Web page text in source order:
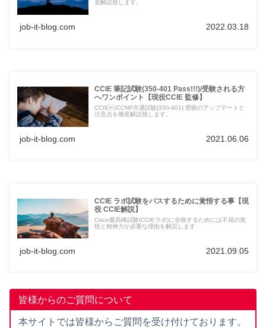
底解説致します。
job-it-blog.com 2022.03.18
CCIE 筆記試験(350-401 Pass!!!)/受験される方
へワンポイント【現役CCIE 監修】
CCIE/CCNP共通試験(350-401) 受験のアップデートと
注意点を徹底解説致します。
job-it-blog.com 2021.06.06
CCIE ラボ試験をパスするために覚悟する事【現
役 CCIE解説】
Cisco最高峰試験(CCIEラボ)に合格するためには不屈の覚
悟と精神力が必要な理由を解説します
job-it-blog.com 2021.09.05
皆様からのご質問について
本サイトでは皆様からご質問を受け付けております。